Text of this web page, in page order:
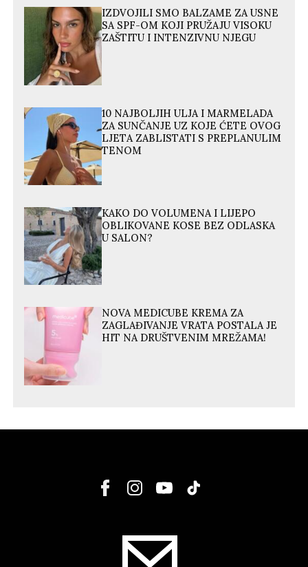
IZDVOJILI SMO BALZAME ZA USNE
SA SPF-OM KOJI PRUŽAJU VISOKU
ZAŠTITU I INTENZIVNU NJEGU
10 NAJBOLJIH ULJA I MARMELADA
ZA SUNČANJE UZ KOJE ĆETE OVOG
LJETA ZABLISTATI S PREPLANULIM
TENOM
KAKO DO VOLUMENA I LIJEPO
OBLIKOVANE KOSE BEZ ODLASKA
U SALON?
NOVA MEDICUBE KREMA ZA
ZAGLAĐIVANJE VRATA POSTALA JE
HIT NA DRUŠTVENIM MREŽAMA!